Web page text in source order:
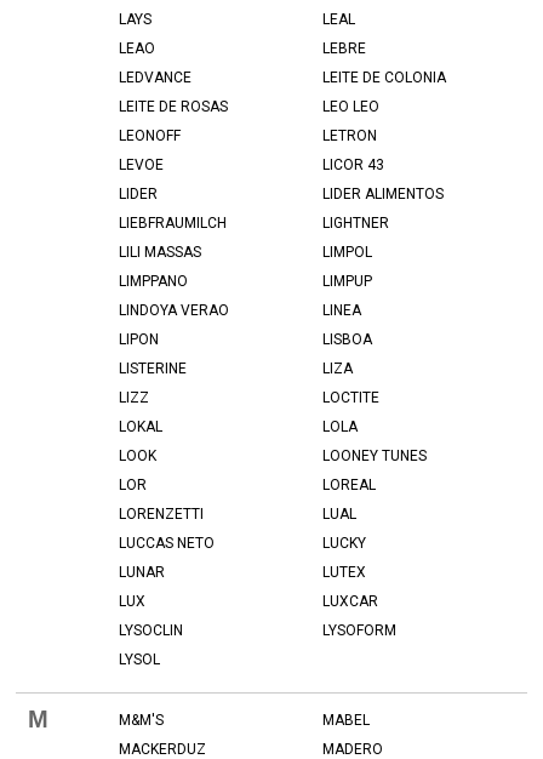
LAYS
LEAL
LEAO
LEBRE
LEDVANCE
LEITE DE COLONIA
LEITE DE ROSAS
LEO LEO
LEONOFF
LETRON
LEVOE
LICOR 43
LIDER
LIDER ALIMENTOS
LIEBFRAUMILCH
LIGHTNER
LILI MASSAS
LIMPOL
LIMPPANO
LIMPUP
LINDOYA VERAO
LINEA
LIPON
LISBOA
LISTERINE
LIZA
LIZZ
LOCTITE
LOKAL
LOLA
LOOK
LOONEY TUNES
LOR
LOREAL
LORENZETTI
LUAL
LUCCAS NETO
LUCKY
LUNAR
LUTEX
LUX
LUXCAR
LYSOCLIN
LYSOFORM
LYSOL
M M&M'S
MABEL
MACKERDUZ
MADERO